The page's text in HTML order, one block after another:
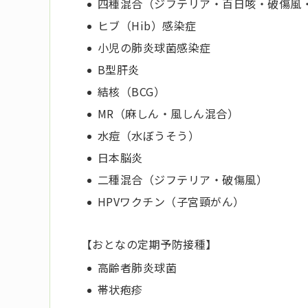
四種混合（ジフテリア・百日咳・破傷風
ヒブ（Hib）感染症
小児の肺炎球菌感染症
B型肝炎
結核（BCG）
MR（麻しん・風しん混合）
水痘（水ぼうそう）
日本脳炎
二種混合（ジフテリア・破傷風）
HPVワクチン（子宮頸がん）
【おとなの定期予防接種】
高齢者肺炎球菌
帯状疱疹